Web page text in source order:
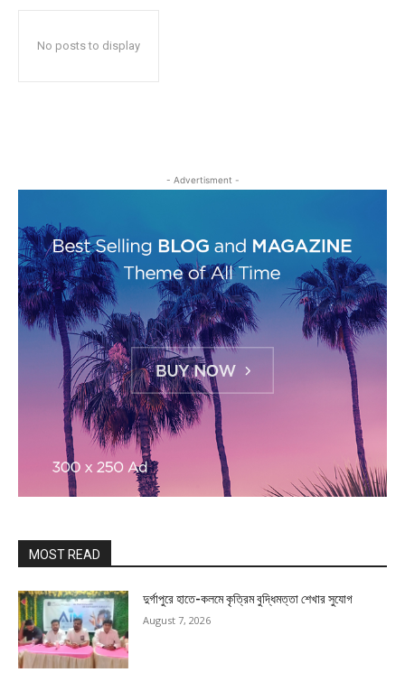
No posts to display
- Advertisment -
MOST READ
দুর্গাপুরে হাতে-কলমে কৃত্রিম বুদ্ধিমত্তা শেখার সুযোগ
August 7, 2026